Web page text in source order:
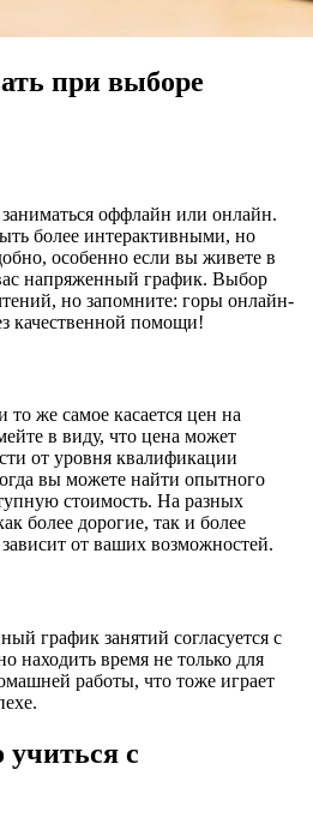
при выборе
оффлайн или онлайн.
более интерактивными, но
особенно если вы живете в
напряженный график. Выбор
но запомните: горы онлайн-
качественной помощи!
же самое касается цен на
в виду, что цена может
от уровня квалификации
вы можете найти опытного
стоимость. На разных
более дорогие, так и более
от ваших возможностей.
график занятий согласуется с
находить время не только для
работы, что тоже играет
с